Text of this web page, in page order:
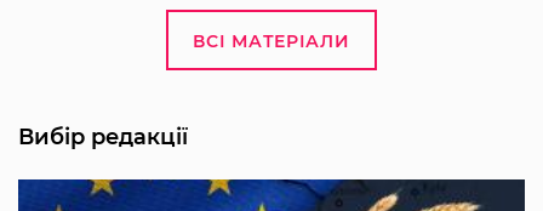
ВСІ МАТЕРІАЛИ
Вибір редакції